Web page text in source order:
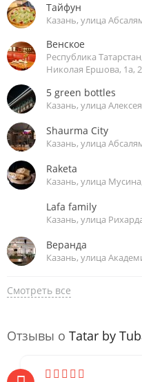
Тайфун
Казань, улица
Венское
Республика
Николая Ершова, 1а,
5 green bottles
Казань, улица
Shaurma City
Казань, улица
Raketa
Казань, улица
Lafa family
Казань, улица
Веранда
Казань, улица
Смотреть все
Отзывы о Tatar by